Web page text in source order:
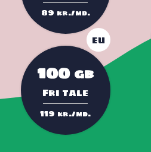
89 kr./md.
EU
100 GB
Fri tale
119 kr./md.